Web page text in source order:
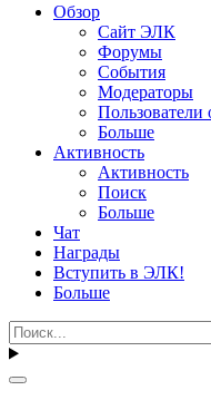
Обзор
Сайт ЭЛК
Форумы
События
Модераторы
Пользователи
Больше
Активность
Активность
Поиск
Больше
Чат
Награды
Вступить в ЭЛК!
Больше